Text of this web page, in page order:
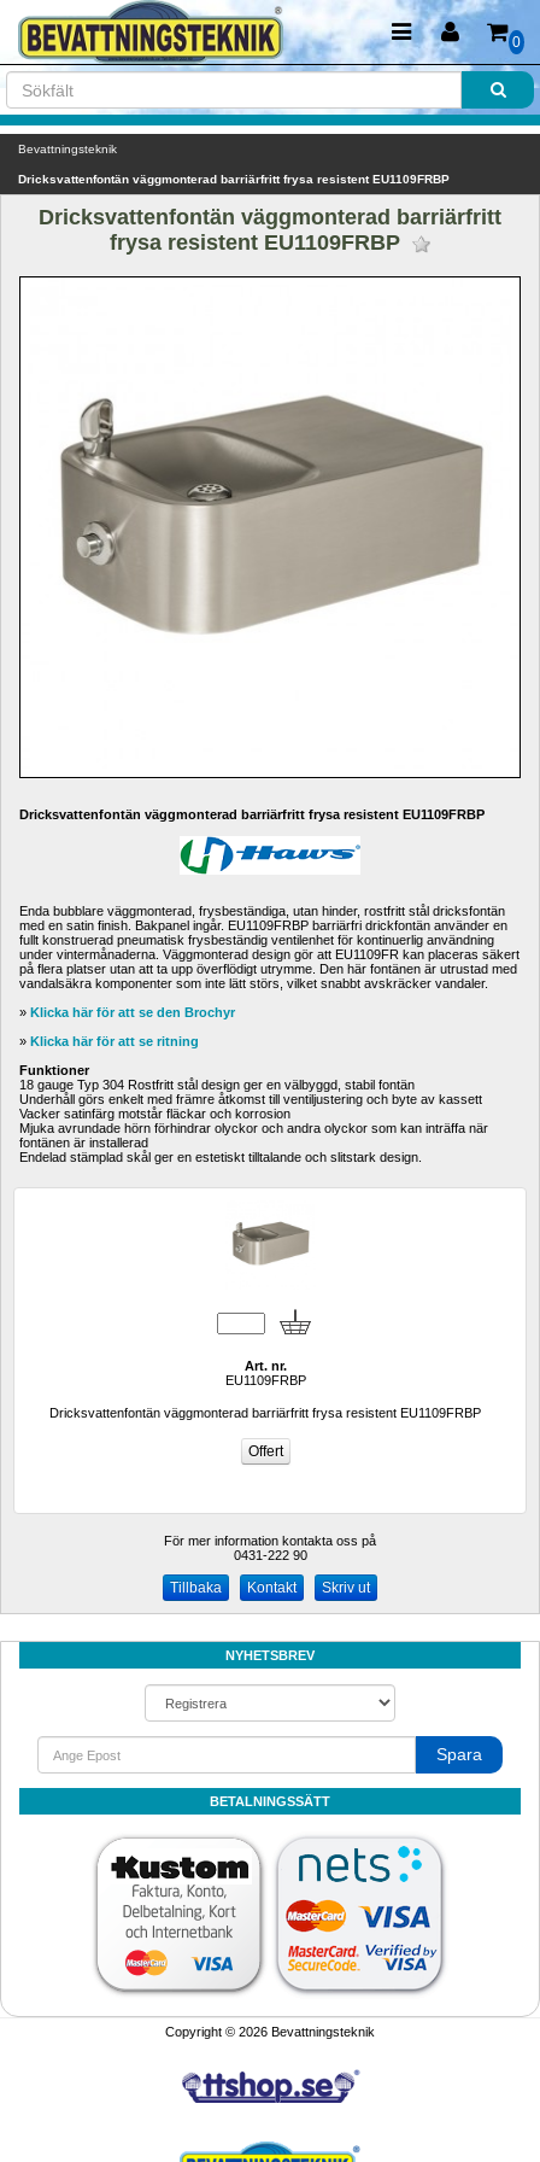
0
Bevattningsteknik
Dricksvattenfontän väggmonterad barriärfritt frysa resistent EU1109FRBP
Dricksvattenfontän väggmonterad barriärfritt
frysa resistent EU1109FRBP
Dricksvattenfontän väggmonterad barriärfritt frysa resistent EU1109FRBP
Enda bubblare väggmonterad, frysbeständiga, utan hinder, rostfritt stål dricksfontän
med en satin finish. Bakpanel ingår. EU1109FRBP barriärfri drickfontän använder en
fullt konstruerad pneumatisk frysbeständig ventilenhet för kontinuerlig användning
under vintermånaderna. Väggmonterad design gör att EU1109FR kan placeras säkert
på flera platser utan att ta upp överflödigt utrymme. Den här fontänen är utrustad med
vandalsäkra komponenter som inte lätt störs, vilket snabbt avskräcker vandaler.
» Klicka här för att se den Brochyr
» Klicka här för att se ritning
Funktioner
18 gauge Typ 304 Rostfritt stål design ger en välbyggd, stabil fontän
Underhåll görs enkelt med främre åtkomst till ventiljustering och byte av kassett
Vacker satinfärg motstår fläckar och korrosion
Mjuka avrundade hörn förhindrar olyckor och andra olyckor som kan inträffa när
fontänen är installerad
Endelad stämplad skål ger en estetiskt tilltalande och slitstark design.
Art. nr.
EU1109FRBP
Dricksvattenfontän väggmonterad barriärfritt frysa resistent EU1109FRBP
För mer information kontakta oss på
0431-222 90
Kontakt Skriv ut
NYHETSBREV
Spara
BETALNINGSSÄTT
Copyright © 2026 Bevattningsteknik